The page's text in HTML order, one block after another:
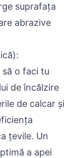
suprafața
abrazive
să o faci tu
de încălzire
de calcar și
țevile. Un
a apei